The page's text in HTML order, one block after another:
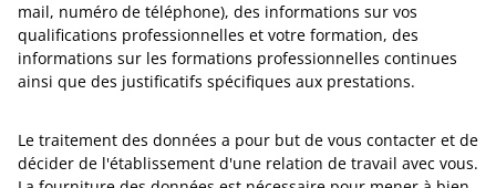
mail, numéro de téléphone), des informations sur vos
qualifications professionnelles et votre formation, des
informations sur les formations professionnelles continues
ainsi que des justificatifs spécifiques aux prestations.
Le traitement des données a pour but de vous contacter et de
décider de l'établissement d'une relation de travail avec vous.